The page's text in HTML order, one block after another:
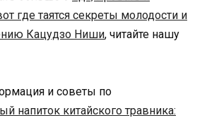
где таятся секреты молодости и
Кацудзо Ниши, читайте нашу
и советы по
напиток китайского травника: